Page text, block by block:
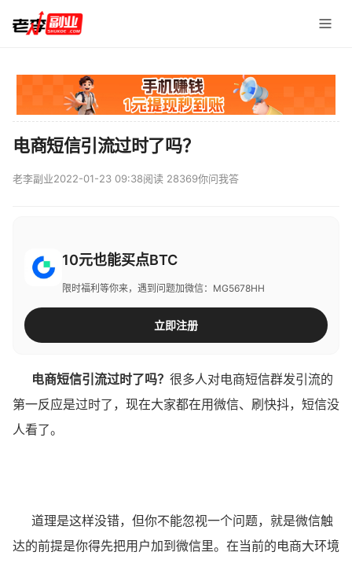
电商短信引流过时了吗？
老李副业2022-01-23 09:38阅读 28369你问我答
10元也能买点BTC
限时福利等你来，遇到问题加微信：MG5678HH
立即注册
电商短信引流过时了吗？ 很多⼈对电商短信群发引流的
第一反应是过时了，现在⼤家都在⽤微信、刷快抖，短信没
⼈看了。
道理是这样没错，但你不能忽视⼀个问题，就是微信触
达的前提是你得先把⽤户加到微信⾥。在当前的电商⼤环境